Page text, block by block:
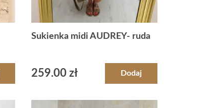
Sukienka midi AUDREY- ruda
259.00 zł Dodaj